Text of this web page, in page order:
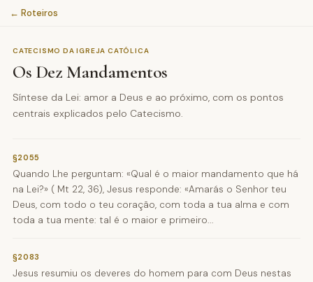
← Roteiros
CATECISMO DA IGREJA CATÓLICA
Os Dez Mandamentos
Síntese da Lei: amor a Deus e ao próximo, com os pontos
centrais explicados pelo Catecismo.
§2055
Quando Lhe perguntam: «Qual é o maior mandamento que há
na Lei?» ( Mt 22, 36), Jesus responde: «Amarás o Senhor teu
Deus, com todo o teu coração, com toda a tua alma e com
toda a tua mente: tal é o maior e primeiro...
§2083
Jesus resumiu os deveres do homem para com Deus nestas